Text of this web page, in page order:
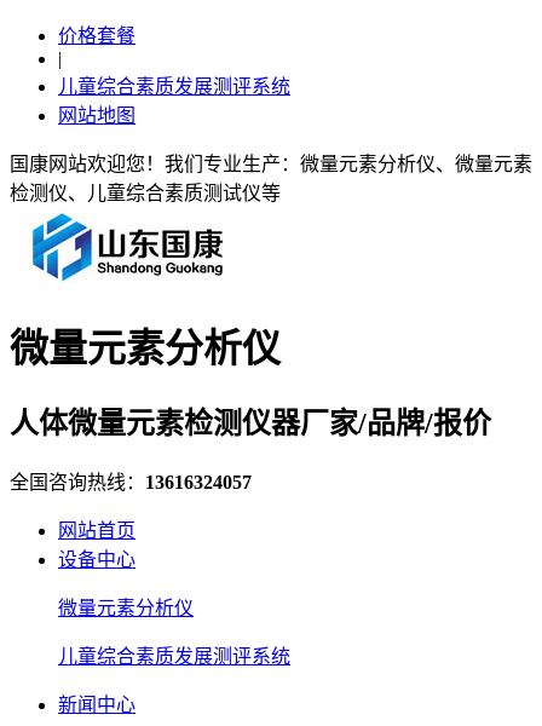
价格套餐
|
儿童综合素质发展测评系统
网站地图
国康网站欢迎您！我们专业生产：微量元素分析仪、微量元素
检测仪、儿童综合素质测试仪等
微量元素分析仪
人体微量元素检测仪器厂家/品牌/报价
全国咨询热线： 13616324057
网站首页
设备中心
微量元素分析仪
儿童综合素质发展测评系统
新闻中心